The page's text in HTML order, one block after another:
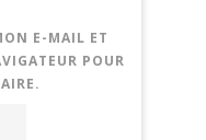
E-MAIL ET
POUR